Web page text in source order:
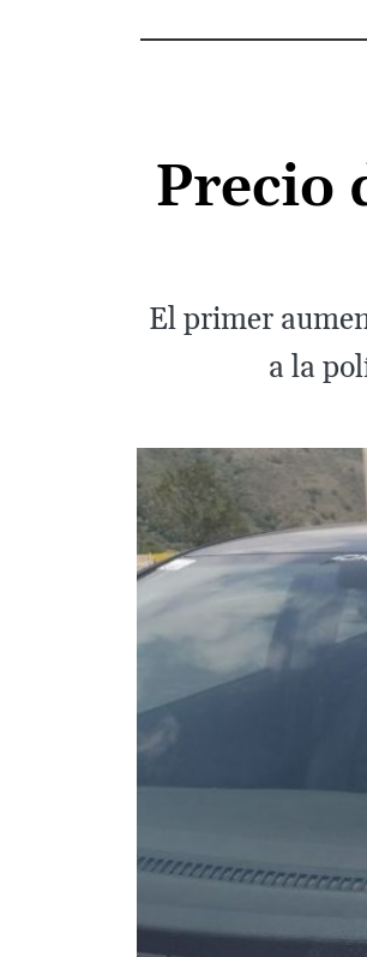
Precio
El primer
a la